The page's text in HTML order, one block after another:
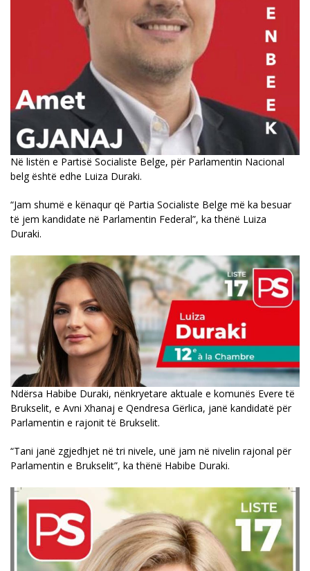
Në listën e Partisë Socialiste Belge, për Parlamentin Nacional
belg është edhe Luiza Duraki.
“Jam shumë e kënaqur që Partia Socialiste Belge më ka besuar
të jem kandidate në Parlamentin Federal”, ka thënë Luiza
Duraki.
Ndërsa Habibe Duraki, nënkryetare aktuale e komunës Evere të
Brukselit, e Avni Xhanaj e Qendresa Gërlica, janë kandidatë për
Parlamentin e rajonit të Brukselit.
“Tani janë zgjedhjet në tri nivele, unë jam në nivelin rajonal për
Parlamentin e Brukselit”, ka thënë Habibe Duraki.